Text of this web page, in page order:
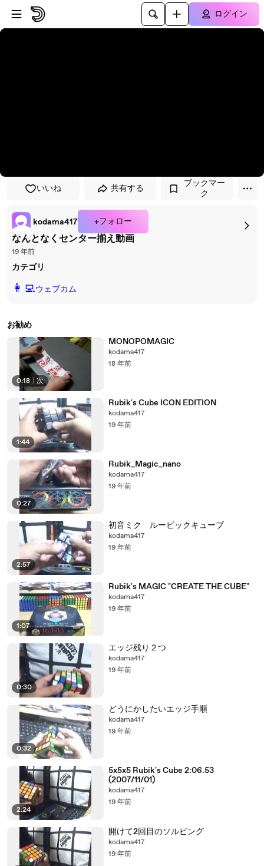
プレイヤーにスキップ
メインコンテンツにスキップ
ログイン
いいね 共有する
ブックマー
ク
kodama417 +フォロー
なんとなくセンター揃え動画
19 年前
カテゴリ
️👩‍💻️ウェブカム
お勧め
0:18 次
MONOPOMAGIC
kodama417
18 年前
1:44
Rubik's Cube ICON EDITION
kodama417
19 年前
0:27
Rubik_Magic_nano
kodama417
19 年前
2:57
初音ミク ルービックキューブ
kodama417
19 年前
1:07
Rubik's MAGIC "CREATE THE CUBE"
kodama417
19 年前
0:30
エッジ残り２つ
kodama417
19 年前
0:32
どうにかしたいエッジ手順
kodama417
19 年前
2:24
5x5x5 Rubik's Cube 2:06.53
(2007/11/01)
kodama417
19 年前
開けて2回目のソルビング
kodama417
19 年前